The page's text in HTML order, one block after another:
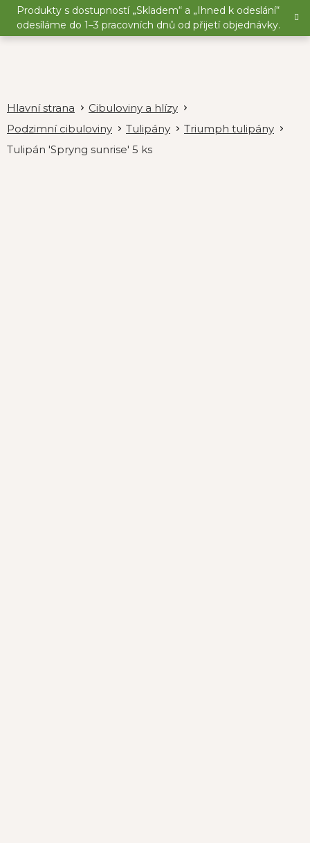
Přejít
obsah
Produkty s dostupností „Skladem“ a „Ihned k odeslání“
odesíláme do 1–3 pracovních dnů od přijetí objednávky.
Cibuloviny a hlízy
Podzimní cibuloviny
Tulipány
Triumph tulipány
Tulipán 'Spryng sunrise' 5 ks